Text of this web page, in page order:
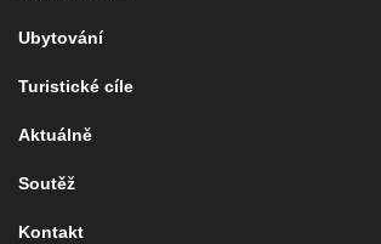
Ubytování
Turistické cíle
Aktuálně
Soutěž
Kontakt